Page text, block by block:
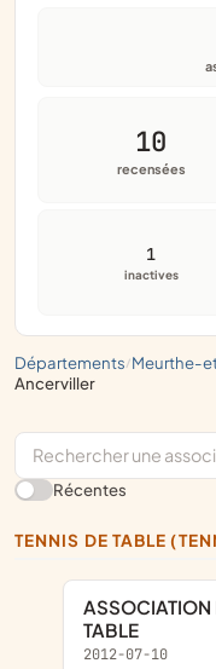
départements/ meurthe-
ancerviller
10
recensées
1
inactives
Récentes
TENNIS DE TABLE
ASSOCIATION BACHAMOISE DE TENNIS DE
TABLE
2012-07-10